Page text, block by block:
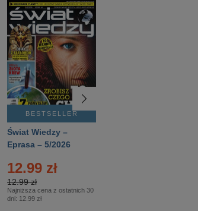
BESTSELLER
Świat Wiedzy –
Eprasa – 5/2026
12.99 zł
12.99 zł
Najniższa cena z ostatnich 30
dni: 12.99 zł